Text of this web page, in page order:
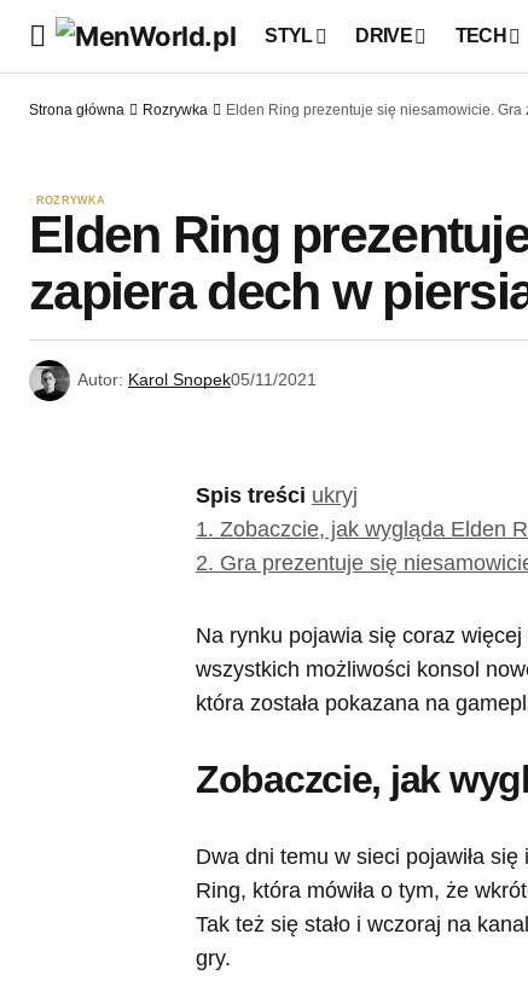
STYL DRIVE TECH
Strona główna Rozrywka Elden Ring prezentuje się niesamowicie.
ROZRYWKA
Elden Ring
zapiera dech w
Autor: Karol Snopek05/11/2021
Spis treści ukryj
1. Zobaczcie, jak wygląda Elden
2. Gra prezentuje się
Na rynku pojawia się coraz
wszystkich możliwości konsol
która została pokazana na
Zobaczcie, jak
Dwa dni temu w sieci pojawiła
Ring, która mówiła o tym, że
Tak też się stało i wczoraj na
gry.